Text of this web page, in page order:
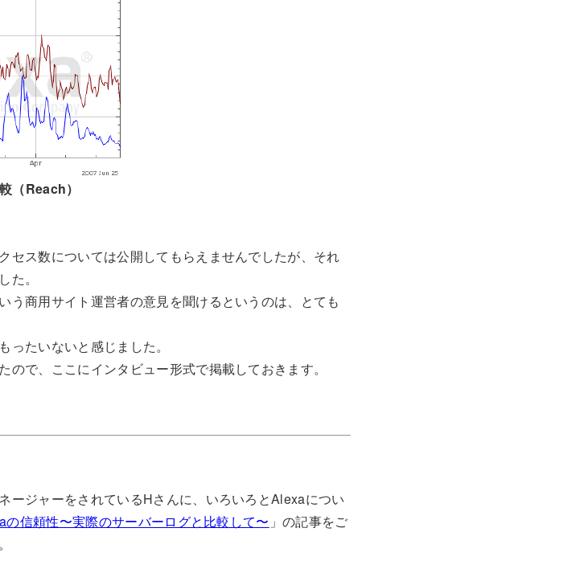
（Reach）
セス数については公開してもらえませんでしたが、それ
た。
う商用サイト運営者の意見を聞けるというのは、とても
たいないと感じました。
で、ここにインタビュー形式で掲載しておきます。
ージャーをされているHさんに、いろいろとAlexaについ
の信頼性〜実際のサーバーログと比較して〜 」の記事をご